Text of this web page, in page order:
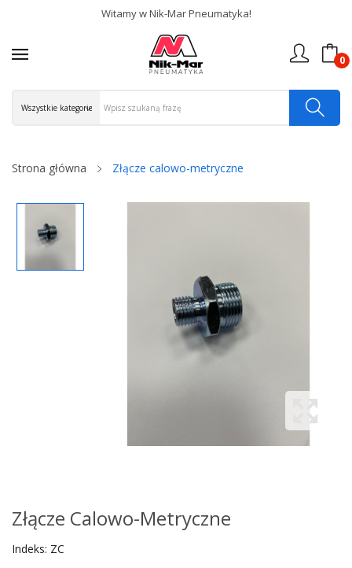
Witamy w Nik-Mar Pneumatyka!
0
Strona główna Złącze calowo-metryczne
Złącze Calowo-Metryczne
Indeks: ZC